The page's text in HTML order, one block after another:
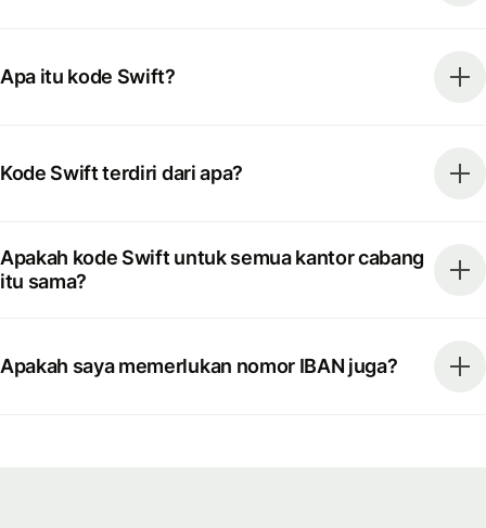
Apa itu kode Swift?
Kode Swift terdiri dari apa?
Apakah kode Swift untuk semua kantor cabang
itu sama?
Apakah saya memerlukan nomor IBAN juga?